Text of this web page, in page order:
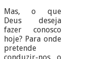
Mas, o que
Deus deseja
fazer conosco
hoje? Para onde
pretende